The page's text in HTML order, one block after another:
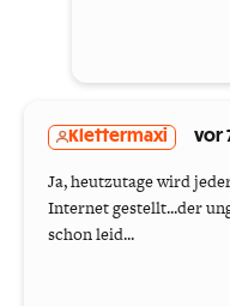
Klettermaxi vor
Ja, heutzutage wird
Internet gestellt...der
schon leid...